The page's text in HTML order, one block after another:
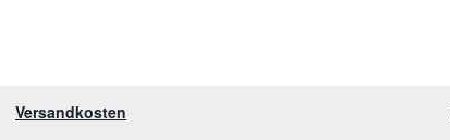
Versandkosten